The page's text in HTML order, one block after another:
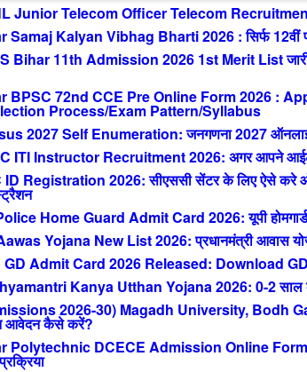
Junior Telecom Officer Telecom
Samaj Kalyan Vibhag Bharti 2026 : सिर्फ 12वीं
Bihar 11th Admission 2026 1st Merit List
BPSC 72nd CCE Pre Online Form 2026 :
Process/Exam Pattern/Syllabus
2027 Self Enumeration: जनगणना 2027
ITI Instructor Recruitment 2026: अगर आपने
Registration 2026: सीएससी सेंटर के लिए ऐसे करे
Home Guard Admit Card 2026: यूपी
Yojana New List 2026: प्रधानमंत्री आवास
GD Admit Card 2026 Released: Download
Kanya Utthan Yojana 2026: 0-2 साल
2026-30) Magadh University, Bodh
आवेदन कैसे करें?
Polytechnic DCECE Admission Online Form